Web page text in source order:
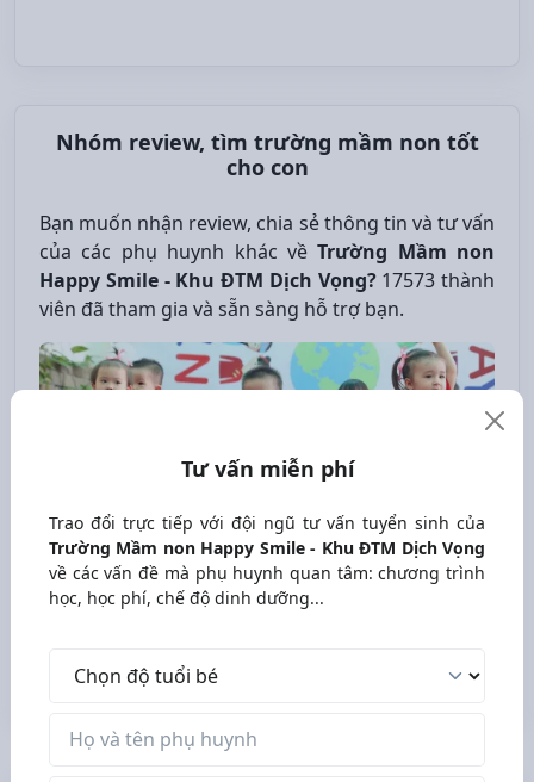
Nhóm review, tìm trường mầm non tốt
cho con
Bạn muốn nhận review, chia sẻ thông tin và tư vấn
của các phụ huynh khác vềTrường Mầm non
Happy Smile - Khu ĐTM Dịch Vọng?17573 thành
viên đã tham gia và sẵn sàng hỗ trợ bạn.
Review các trường mầm non, mẫu
giáo, nhà trẻ Hà Nội
Nhóm Facebook - 17573 thành viên
Tham gia nhóm
Tư vấn miễn phí
Trao đổi trực tiếp với đội ngũ tư vấn tuyển sinh của
Trường Mầm non Happy Smile - Khu ĐTM Dịch Vọng
về các vấn đề mà phụ huynh quan tâm: chương trình
học, học phí, chế độ dinh dưỡng...